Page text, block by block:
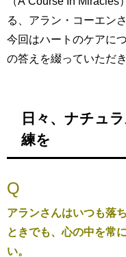
る、アラン・コーエンさ
今回はハートのケアに
の答えを綴っていただき
日々、ナチュ
練を
Q
アランさんはいつも落
ときでも、心の中を常
い。